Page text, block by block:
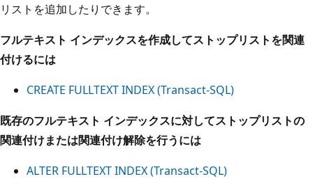
リストを追加したりできます。
フルテキスト インデックスを作成してストップリストを関連
付けるには
CREATE FULLTEXT INDEX (Transact-SQL)
既存のフルテキスト インデックスに対してストップリストの
関連付けまたは関連付け解除を行うには
ALTER FULLTEXT INDEX (Transact-SQL)